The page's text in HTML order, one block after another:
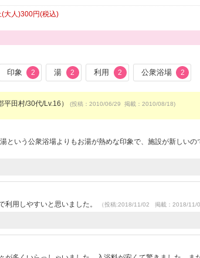
大人)300円(税込)
印象 2 湯 2 利用 2 公衆浴場 2
平田村/30代/Lv.16） (投稿：2010/06/29 掲載：2010/08/18)
という公衆浴場よりもお湯が熱めな印象で、施設が新しいの
利用しやすいと思いました。
（投稿:2018/11/02 掲載：2018/11/